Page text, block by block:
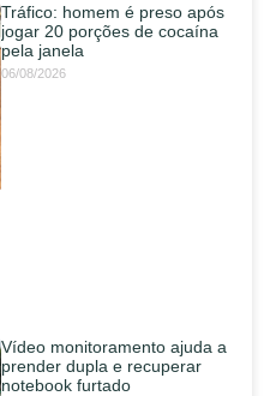
Tráfico: homem é preso após
jogar 20 porções de cocaína
pela janela
06/08/2026
Vídeo monitoramento ajuda a
prender dupla e recuperar
notebook furtado